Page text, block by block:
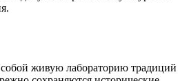
собой живую лабораторию традиций